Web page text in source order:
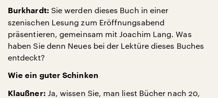
Burkhardt: Sie werden dieses Buch in einer
szenischen Lesung zum Eröffnungsabend
präsentieren, gemeinsam mit Joachim Lang. Was
haben Sie denn Neues bei der Lektüre dieses Buches
entdeckt?
Wie ein guter Schinken
Klaußner: Ja, wissen Sie, man liest Bücher nach 20,